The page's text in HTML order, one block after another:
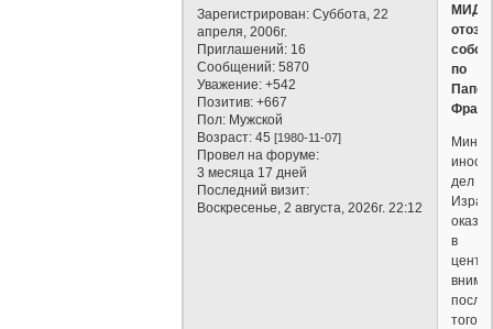
Зарегистрирован: Суббота, 22
апреля, 2006г.
Приглашений: 16
Сообщений: 5870
Уважение: +542
Позитив: +667
Пол: Мужской
Возраст: 45[1980-11-07]
Провел на форуме:
3 месяца 17 дней
Последний визит:
Воскресенье, 2 августа, 2026г. 22:12
МИД
по
Папе
дел
в
после
того,